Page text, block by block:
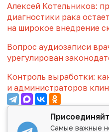
Алексей Котельников:
диагностики рака
на широкое внедрение
Вопрос аудиозаписи
урегулирован
Контроль выработки:
и администраторов
Самые важные